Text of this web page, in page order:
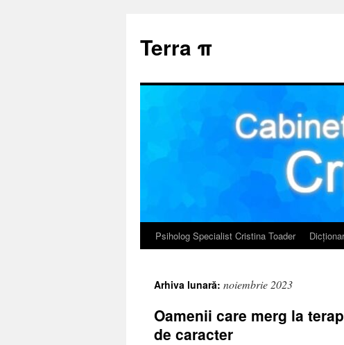
conținut
Terra π
Psiholog Specialist Cristina Toader
Arhiva lunară: noiembrie 2023
Oamenii care merg la
de caracter